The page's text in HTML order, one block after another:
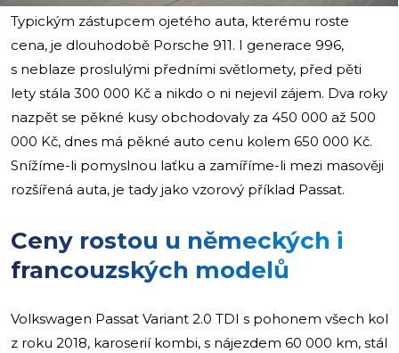
Typickým zástupcem ojetého auta, kterému roste
cena, je dlouhodobě Porsche 911. I generace 996,
s neblaze proslulými předními světlomety, před pěti
lety stála 300 000 Kč a nikdo o ni nejevil zájem. Dva roky
nazpět se pěkné kusy obchodovaly za 450 000 až 500
000 Kč, dnes má pěkné auto cenu kolem 650 000 Kč.
Snížíme-li pomyslnou laťku a zamíříme-li mezi masověji
rozšířená auta, je tady jako vzorový příklad Passat.
Ceny rostou u německých i
francouzských modelů
Volkswagen Passat Variant 2.0 TDI s pohonem všech kol
z roku 2018, karoserií kombi, s nájezdem 60 000 km, stál